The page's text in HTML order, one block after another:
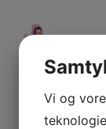
Vi og